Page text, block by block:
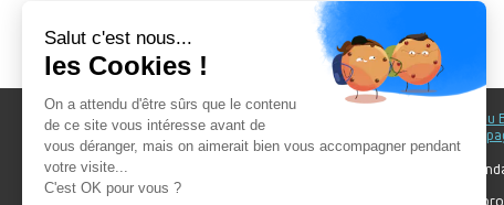
Au fil du Bain
Nos showrooms
Au fil
Nos
Votre